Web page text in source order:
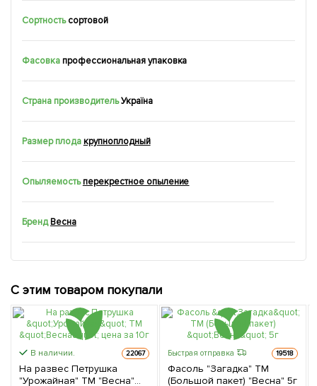
Сортность сортовой
Фасовкапрофессиональная упаковка
Страна производитель Україна
Размер плодакрупноплодный
Опыляемостьперекрестное опыление
БрендВесна
С этим товаром покупали
В наличии. 22067
На развес Петрушка
"Урожайная" ТМ "Весна"
Быстрая отправка 19518
Фасоль "Загадка" ТМ
(Большой пакет) "Весна" 5г